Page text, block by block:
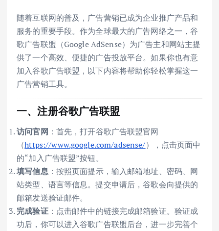
随着互联网的普及，广告营销已成为企业推广产品和
服务的重要手段。作为全球最大的广告网络之一，谷
歌广告联盟（Google AdSense）为广告主和网站主提
供了一个高效、便捷的广告投放平台。如果你也有意
加入谷歌广告联盟，以下内容将帮助你轻松掌握这一
广告营销工具。
一、注册谷歌广告联盟
访问官网 ：首先，打开谷歌广告联盟官网
（https://www.google.com/adsense/），点击页面中
的“加入广告联盟”按钮。
填写信息：按照页面提示，输入邮箱地址、密码、网
站类型、语言等信息。提交申请后，谷歌会向提供的
邮箱发送验证邮件。
完成验证：点击邮件中的链接完成邮箱验证。验证成
功后，你可以进入谷歌广告联盟后台，进一步完善个